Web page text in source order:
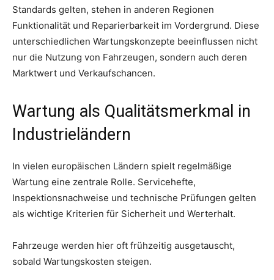
Standards gelten, stehen in anderen Regionen
Funktionalität und Reparierbarkeit im Vordergrund. Diese
unterschiedlichen Wartungskonzepte beeinflussen nicht
nur die Nutzung von Fahrzeugen, sondern auch deren
Marktwert und Verkaufschancen.
Wartung als Qualitätsmerkmal in
Industrieländern
In vielen europäischen Ländern spielt regelmäßige
Wartung eine zentrale Rolle. Servicehefte,
Inspektionsnachweise und technische Prüfungen gelten
als wichtige Kriterien für Sicherheit und Werterhalt.
Fahrzeuge werden hier oft frühzeitig ausgetauscht,
sobald Wartungskosten steigen.